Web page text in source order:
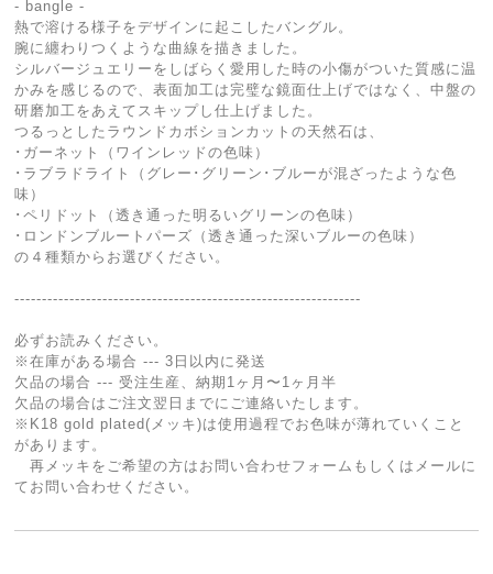
- bangle -
熱で溶ける様子をデザインに起こしたバングル。
腕に纏わりつくような曲線を描きました。
シルバージュエリーをしばらく愛用した時の小傷がついた質感に温
かみを感じるので、表面加工は完璧な鏡面仕上げではなく、中盤の
研磨加工をあえてスキップし仕上げました。
つるっとしたラウンドカボションカットの天然石は、
･ガーネット（ワインレッドの色味）
･ラブラドライト（グレー･グリーン･ブルーが混ざったような色
味）
･ペリドット（透き通った明るいグリーンの色味）
･ロンドンブルートパーズ（透き通った深いブルーの色味）
の４種類からお選びください。
---------------------------------------------------------------
必ずお読みください。
※在庫がある場合 --- 3日以内に発送
欠品の場合 --- 受注生産、納期1ヶ月〜1ヶ月半
欠品の場合はご注文翌日までにご連絡いたします。
※K18 gold plated(メッキ)は使用過程でお色味が薄れていくこと
があります。
再メッキをご希望の方はお問い合わせフォームもしくはメールに
てお問い合わせください。